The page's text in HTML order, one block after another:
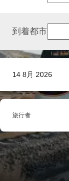
14 8月 2026
到着都市
旅行者